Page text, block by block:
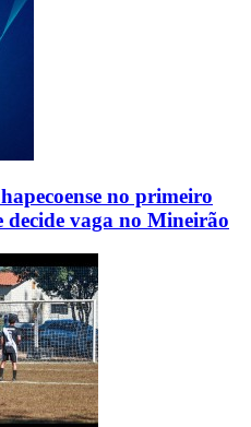
no primeiro
vaga no Mineirão